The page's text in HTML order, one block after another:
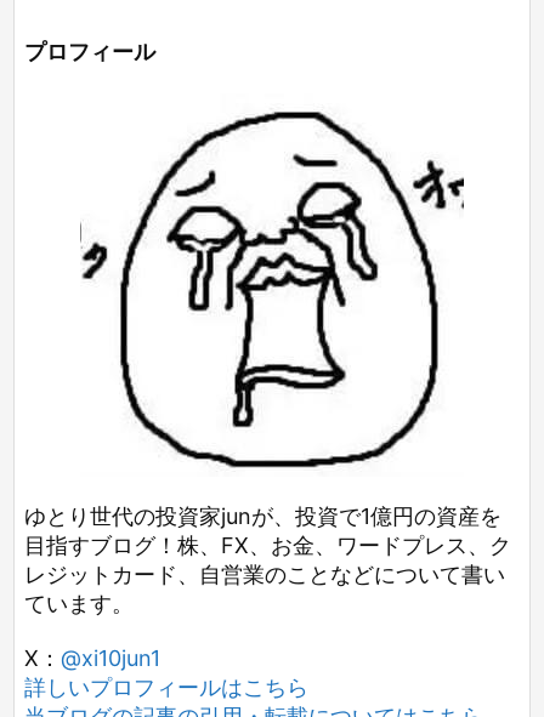
プロフィール
ゆとり世代の投資家junが、投資で1億円の資産を
目指すブログ！株、FX、お金、ワードプレス、ク
レジットカード、自営業のことなどについて書い
ています。
X： @xi10jun1
詳しいプロフィールはこちら